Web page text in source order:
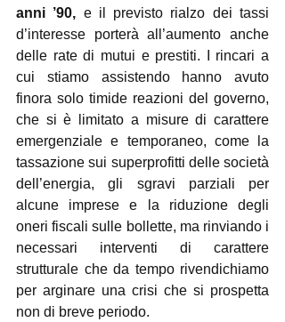
anni ’90, e il previsto rialzo dei tassi
d’interesse porterà all’aumento anche
delle rate di mutui e prestiti. I rincari a
cui stiamo assistendo hanno avuto
finora solo timide reazioni del governo,
che si è limitato a misure di carattere
emergenziale e temporaneo, come la
tassazione sui superprofitti delle società
dell’energia, gli sgravi parziali per
alcune imprese e la riduzione degli
oneri fiscali sulle bollette, ma rinviando i
necessari interventi di carattere
strutturale che da tempo rivendichiamo
per arginare una crisi che si prospetta
non di breve periodo.